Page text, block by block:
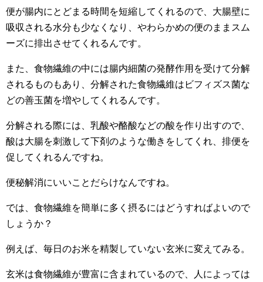
便が腸内にとどまる時間を短縮してくれるので、大腸壁に
吸収される水分も少なくなり、やわらかめの便のままスム
ーズに排出させてくれるんです。
また、食物繊維の中には腸内細菌の発酵作用を受けて分解
されるものもあり、分解された食物繊維はビフィズス菌な
どの善玉菌を増やしてくれるんです。
分解される際には、乳酸や酪酸などの酸を作り出すので、
酸は大腸を刺激して下剤のような働きをしてくれ、排便を
促してくれるんですね。
便秘解消にいいことだらけなんですね。
では、食物繊維を簡単に多く摂るにはどうすればよいので
しょうか？
例えば、毎日のお米を精製していない玄米に変えてみる。
玄米は食物繊維が豊富に含まれているので、人によっては